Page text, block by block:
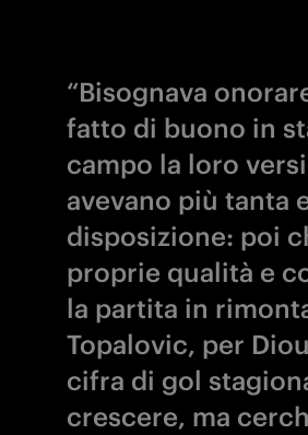
“Bisognava
fatto di buono in
campo la loro
avevano più tanta
disposizione: poi
proprie qualità e
la partita in
Topalovic, per
cifra di gol
crescere, ma